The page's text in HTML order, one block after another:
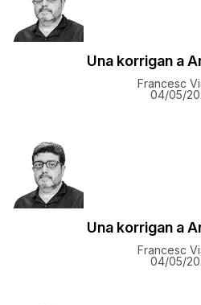
Una korrigan a
Francesc
04/05/
Una korrigan a
Francesc
04/05/